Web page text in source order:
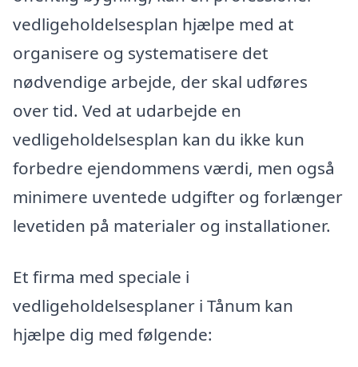
vedligeholdelsesplan hjælpe med at
organisere og systematisere det
nødvendige arbejde, der skal udføres
over tid. Ved at udarbejde en
vedligeholdelsesplan kan du ikke kun
forbedre ejendommens værdi, men også
minimere uventede udgifter og forlænger
levetiden på materialer og installationer.
Et firma med speciale i
vedligeholdelsesplaner i Tånum kan
hjælpe dig med følgende: